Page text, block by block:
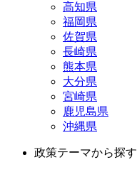
高知県
福岡県
佐賀県
長崎県
熊本県
大分県
宮崎県
鹿児島県
沖縄県
政策テーマから探す